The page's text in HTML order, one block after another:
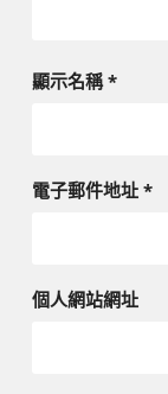
顯示名稱*
電子郵件地址 *
個人網站網址